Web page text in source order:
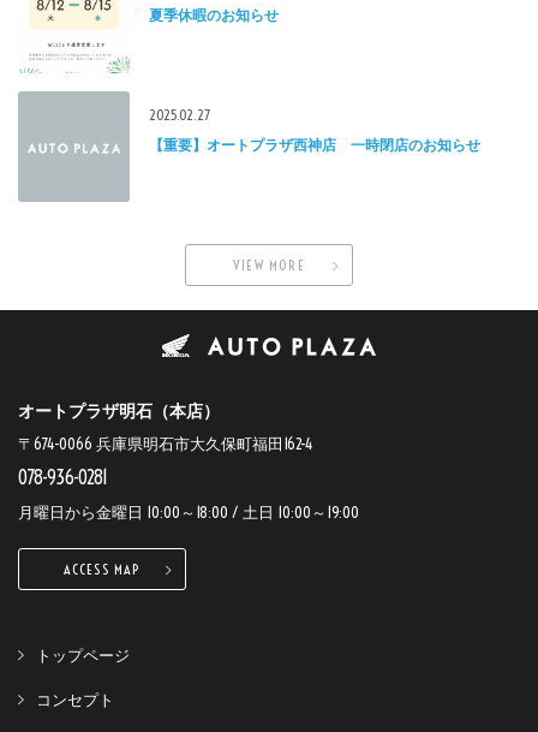
夏季休暇のお知らせ
2025.02.27
【重要】オートプラザ西神店 一時閉店のお知らせ
VIEW MORE
オートプラザ明石（本店）
〒674-0066 兵庫県明石市大久保町福田162-4
078-936-0281
月曜日から金曜日 10:00～18:00 / 土日 10:00～19:00
ACCESS MAP
トップページ
コンセプト